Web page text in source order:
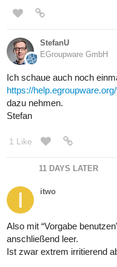
StefanU
EGroupware GmbH
Ich schaue auch noch
https://
dazu nehmen.
Stefan
1 Like
11 DAYS LATER
itwo
Also mit “Vorgabe
anschließend leer.
Ist zwar extrem irritierend